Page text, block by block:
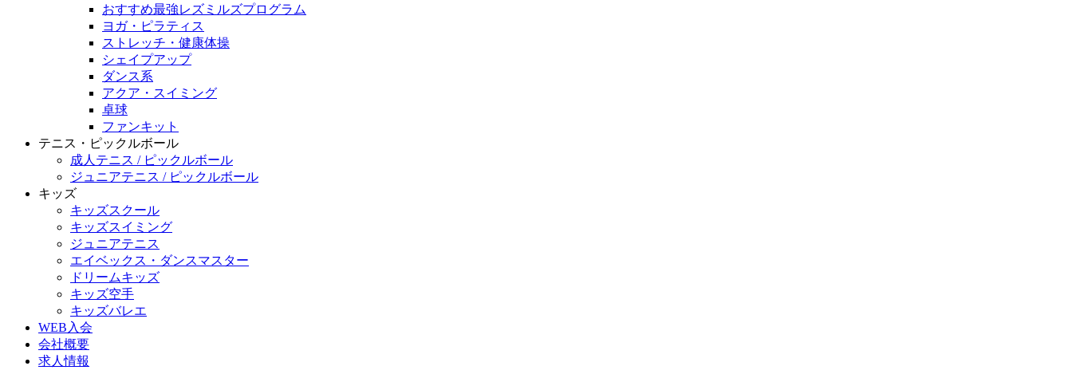
おすすめ最強レズミルズプログラム
ヨガ・ピラティス
ストレッチ・健康体操
シェイプアップ
ダンス系
アクア・スイミング
卓球
ファンキット
テニス・ピックルボール
成人テニス / ピックルボール
ジュニアテニス / ピックルボール
キッズ
キッズスクール
キッズスイミング
ジュニアテニス
エイベックス・ダンスマスター
ドリームキッズ
キッズ空手
キッズバレエ
WEB入会
会社概要
求人情報